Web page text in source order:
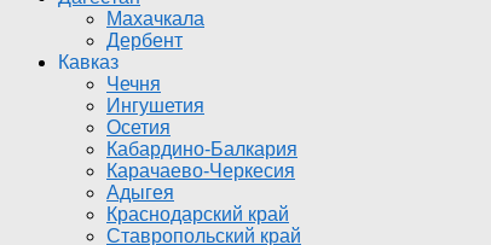
Махачкала
Дербент
Кавказ
Чечня
Ингушетия
Осетия
Кабардино-Балкария
Карачаево-Черкесия
Адыгея
Краснодарский край
Ставропольский край